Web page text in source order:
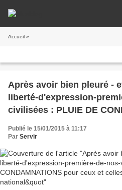
Accueil »
Après avoir bien pleuré -
liberté-d'expression-
civilisées : PLUIE DE
ceux et celles qui sortent
national&quot
Publié le 15/01/2015 à 11:17
Par Servir